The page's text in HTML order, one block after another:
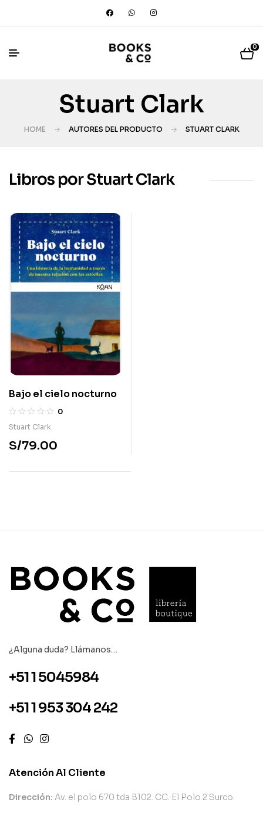
0
Stuart Clark
HOME AUTORES DEL PRODUCTO STUART CLARK
Libros por Stuart Clark
Bajo el cielo nocturno
0
Stuart Clark
S/79.00
¿Alguna duda? Llámanos…
+51 1 5045984
+51 1 953 304 242
Atención Al Cliente
Dirección: Av. el polo 670 tda B102. CC. El Polo 2 Surco.